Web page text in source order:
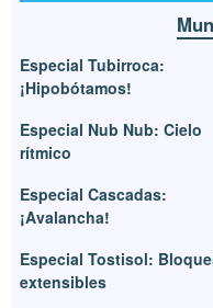
Especial Tubirroca:
¡Hipobótamos!
Especial Nub Nub: Cielo
rítmico
Especial Cascadas:
¡Avalancha!
Especial Tostisol:
extensibles